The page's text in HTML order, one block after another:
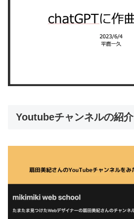
Youtubeチャンネルの紹介